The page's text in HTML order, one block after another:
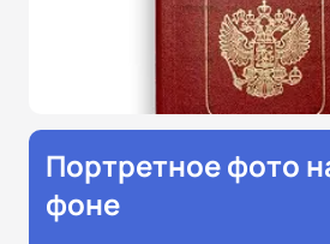
Портретное фото
фоне